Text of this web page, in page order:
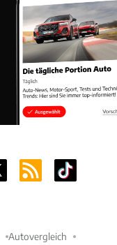
Autovergleich